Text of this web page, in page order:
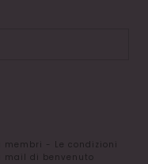
- Le condizioni
mail di benvenuto